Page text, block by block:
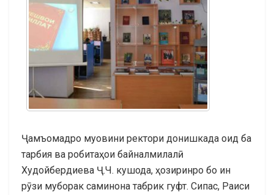
Ҷамъомадро муовини ректори донишкада оид ба
тарбия ва робитаҳои байналмилалӣ
Худойбердиева Ҷ.Ч. кушода, ҳозиринро бо ин
рӯзи муборак саминона табрик гуфт. Сипас, Раиси